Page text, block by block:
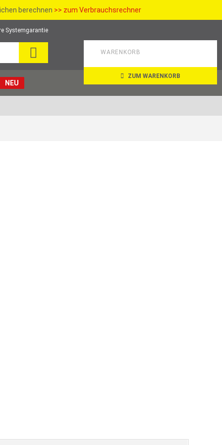
berechnen >> zum Verbrauchsrechner
Systemgarantie
WARENKORB
ZUM WARENKORB
NEU